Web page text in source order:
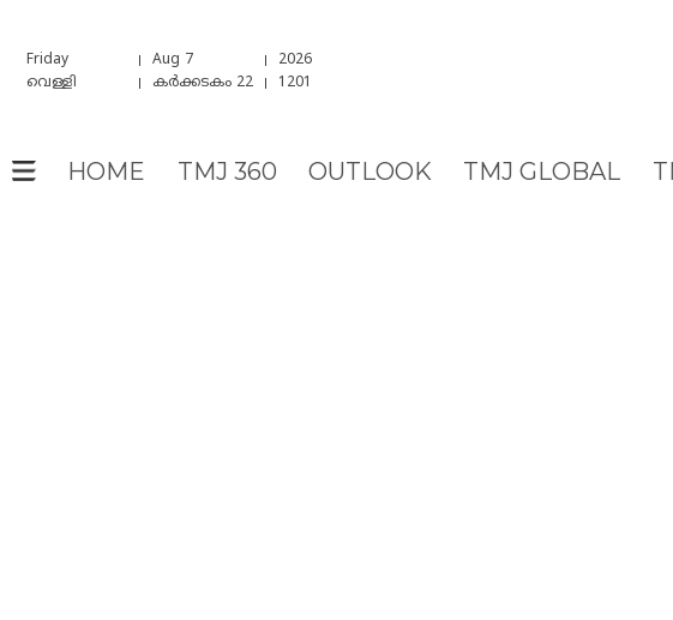
Friday Aug 7
2026
വെള്ളി
കർക്കടകം 22 1201
HOME TMJ 360 OUTLOOK TMJ GLOBAL